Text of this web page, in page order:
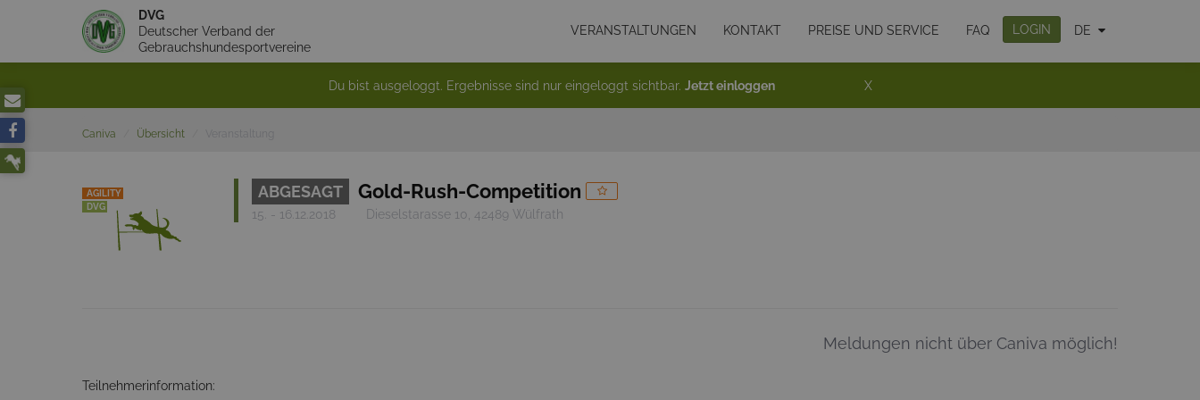
DVG
Deutscher Verband der
Gebrauchshundesportvereine
VERANSTALTUNGEN KONTAKT PREISE UND SERVICE FAQ LOGIN DE
Du bist ausgeloggt. Ergebnisse sind nur eingeloggt sichtbar. Jetzt einloggen X
Caniva Übersicht
AGILITY
DVG
ABGESAGT Gold-Rush-Competition
15. - 16.12.2018 Dieselstarasse 10, 42489 Wülfrath
Meldungen nicht über Caniva möglich!
Teilnehmerinformation: